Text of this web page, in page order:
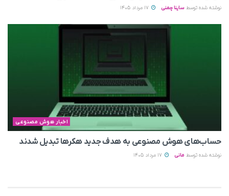
نوشته شده توسط ساینا چمنی
اخبار هوش مصنوعی
حساب‌های هوش مصنوعی به هدف جدید هکرها تبدیل شدند
نوشته شده توسط مانی